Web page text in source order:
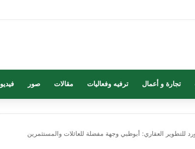
تجارة و أعمال ترفيه وفعاليات مقالات صور فيديو
للتطوير العقاري: أبوظبي وجهة مفضلة للعائلات والمستثمرين